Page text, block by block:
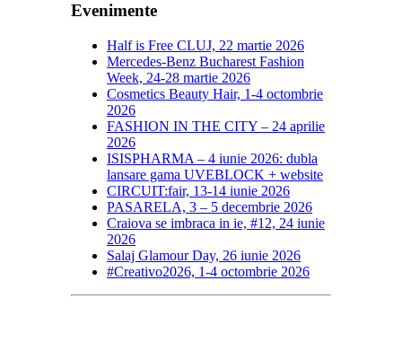
Evenimente
Half is Free CLUJ, 22 martie 2026
Mercedes-Benz Bucharest Fashion
Week, 24-28 martie 2026
Cosmetics Beauty Hair, 1-4 octombrie
2026
FASHION IN THE CITY – 24 aprilie
2026
ISISPHARMA – 4 iunie 2026: dubla
lansare gama UVEBLOCK + website
CIRCUIT:fair, 13-14 iunie 2026
PASARELA, 3 – 5 decembrie 2026
Craiova se imbraca in ie, #12, 24 iunie
2026
Salaj Glamour Day, 26 iunie 2026
#Creativo2026, 1-4 octombrie 2026